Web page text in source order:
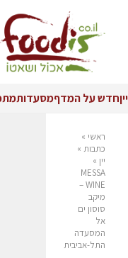
ייןחדש על המדףמסעדות
ראשי »
כתבות »
יין »
MESSA
WINE –
מיקב
סוסון ים
אל
המסעדה
התל-אביבית